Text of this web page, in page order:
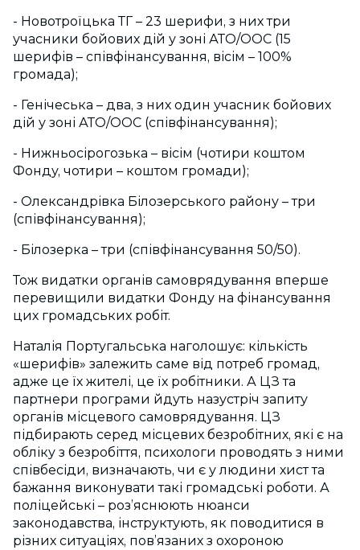
- Новотроїцька ТГ – 23 шерифи, з них три
учасники бойових дій у зоні АТО/ООС (15
шерифів – співфінансування, вісім – 100%
громада);
- Генічеська – два, з них один учасник бойових
дій у зоні АТО/ООС (співфінансування);
- Нижньосірогозька – вісім (чотири коштом
Фонду, чотири – коштом громади);
- Олександрівка Білозерського району – три
(співфінансування);
- Білозерка – три (співфінансування 50/50).
Тож видатки органів самоврядування вперше
перевищили видатки Фонду на фінансування
цих громадських робіт.
Наталія Португальська наголошує: кількість
«шерифів» залежить саме від потреб громад,
адже це їх жителі, це їх робітники. А ЦЗ та
партнери програми йдуть назустріч запиту
органів місцевого самоврядування. ЦЗ
підбирають серед місцевих безробітних, які є на
обліку з безробіття, психологи проводять з ними
співбесіди, визначають, чи є у людини хист та
бажання виконувати такі громадські роботи. А
поліцейські – роз’яснюють нюанси
законодавства, інструктують, як поводитися в
різних ситуаціях, пов’язаних з охороною